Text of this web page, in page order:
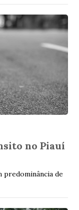
no Piauí
predominância de